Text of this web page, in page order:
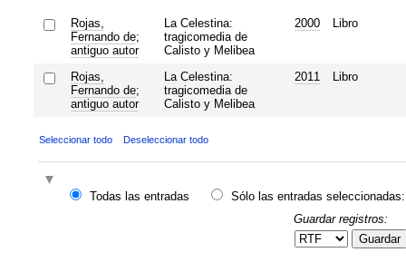
Rojas,
Fernando de;
antiguo autor
La Celestina:
tragicomedia de
Calisto y Melibea
2000 Libro
Rojas,
Fernando de;
antiguo autor
La Celestina:
tragicomedia de
Calisto y Melibea
2011 Libro
Seleccionar todo Deseleccionar todo
Todas las entradas
Sólo las entradas seleccionadas:
Guardar registros:
Guardar